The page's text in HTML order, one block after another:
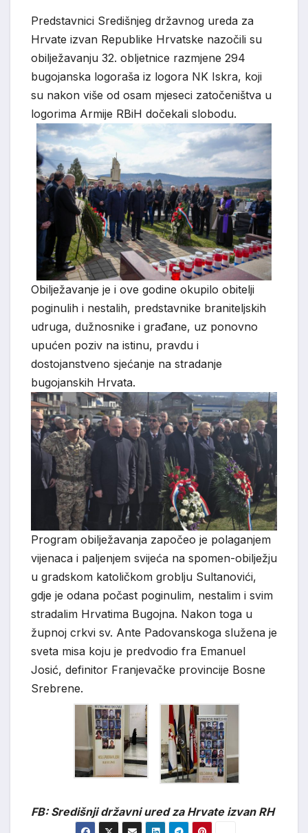
Predstavnici Središnjeg državnog ureda za
Hrvate izvan Republike Hrvatske nazočili su
obilježavanju 32. obljetnice razmjene 294
bugojanska logoraša iz logora NK Iskra, koji
su nakon više od osam mjeseci zatočeništva u
logorima Armije RBiH dočekali slobodu.
Obilježavanje je i ove godine okupilo obitelji
poginulih i nestalih, predstavnike braniteljskih
udruga, dužnosnike i građane, uz ponovno
upućen poziv na istinu, pravdu i
dostojanstveno sjećanje na stradanje
bugojanskih Hrvata.
Program obilježavanja započeo je polaganjem
vijenaca i paljenjem svijeća na spomen-obilježju
u gradskom katoličkom groblju Sultanovići,
gdje je odana počast poginulim, nestalim i svim
stradalim Hrvatima Bugojna. Nakon toga u
župnoj crkvi sv. Ante Padovanskoga služena je
sveta misa koju je predvodio fra Emanuel
Josić, definitor Franjevačke provincije Bosne
Srebrene.
FB: Središnji državni ured za Hrvate izvan RH